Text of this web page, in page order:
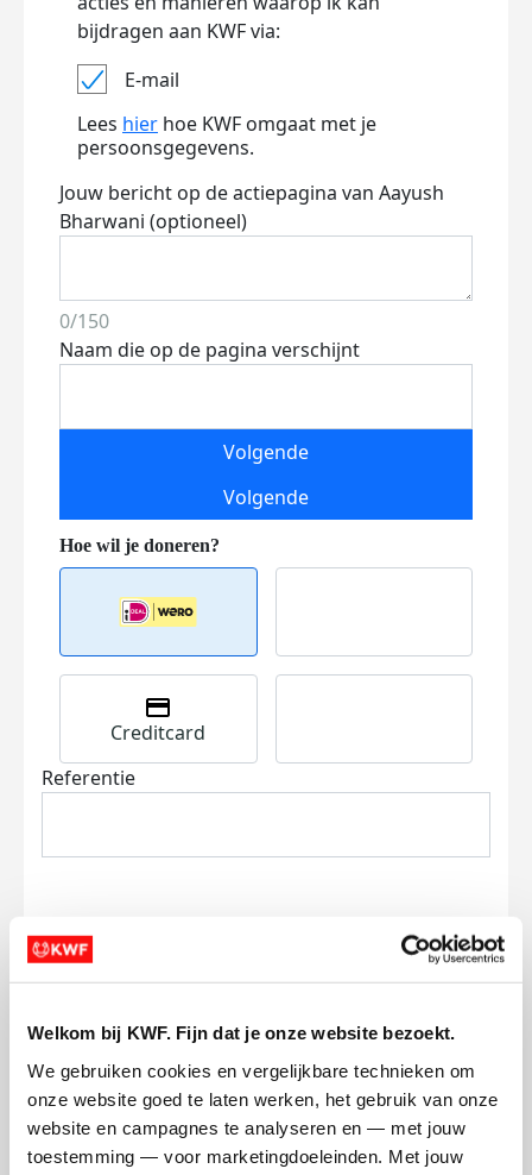
Welkom bij KWF. Fijn dat je onze website bezoekt.
We gebruiken cookies en vergelijkbare technieken om
onze website goed te laten werken, het gebruik van onze
website en campagnes te analyseren en — met jouw
toestemming — voor marketingdoeleinden. Met jouw
bijdragen aan KWF via:
E-mail
Lees hier hoe KWF omgaat met je
persoonsgegevens.
Jouw bericht op de actiepagina van Aayush
Bharwani (optioneel)
0/150
Naam die op de pagina verschijnt
Volgende
Volgende
Creditcard
Referentie
en betaal €0.75 extra.
Doneer nu